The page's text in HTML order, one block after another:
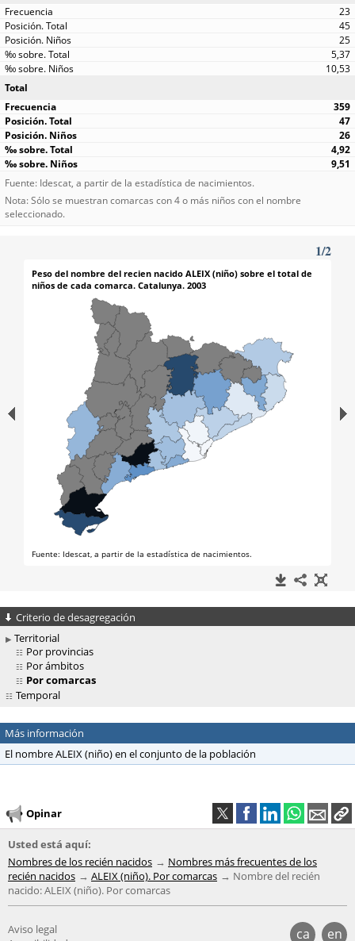
23
45
25
5,37
10,53
Total
359
47
26
4,92
9,51
Fuente: Idescat, a partir de la estadística de nacimientos.
Nota: Sólo se muestran comarcas con 4 o más niños con el nombre
seleccionado.
Criterio de desagregación
Territorial
Por provincias
Por ámbitos
Por comarcas
Temporal
Más información
El nombre ALEIX (niño) en el conjunto de la población
Opinar
Usted está aquí:
Nombres de los recién nacidos
Nombres más frecuentes de los
recién nacidos
ALEIX (niño). Por comarcas
Nombre del recién
nacido: ALEIX (niño). Por comarcas
ca en
Aviso legal